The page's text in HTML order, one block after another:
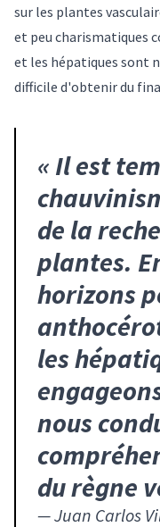
sur les plantes
et peu charismatiques
et les hépatiques sont
difficile d'obtenir du
« Il est
de la
plantes.
horizons
les
nous
du règne
—Juan Carlos